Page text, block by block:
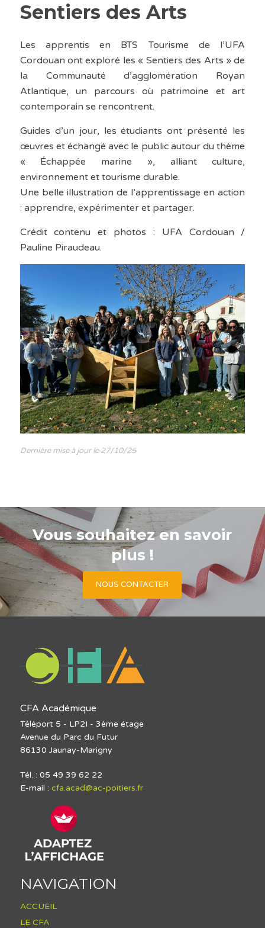
Sentiers des Arts
Les apprentis en BTS Tourisme de l’UFA
Cordouan ont exploré les « Sentiers des Arts » de
la Communauté d’agglomération Royan
Atlantique, un parcours où patrimoine et art
contemporain se rencontrent.
Guides d’un jour, les étudiants ont présenté les
œuvres et échangé avec le public autour du thème
« Échappée marine », alliant culture,
environnement et tourisme durable.
Une belle illustration de l’apprentissage en action
: apprendre, expérimenter et partager.
Crédit contenu et photos : UFA Cordouan /
Pauline Piraudeau.
Dernière mise à jour le 27/10/25
Vous souhaitez en savoir
plus !
NOUS CONTACTER
CFA Académique
Téléport 5 - LP2I - 3ème étage
Avenue du Parc du Futur
86130 Jaunay-Marigny
Tél. : 05 49 39 62 22
E-mail : cfa.acad@ac-poitiers.fr
NAVIGATION
ACCUEIL
LE CFA